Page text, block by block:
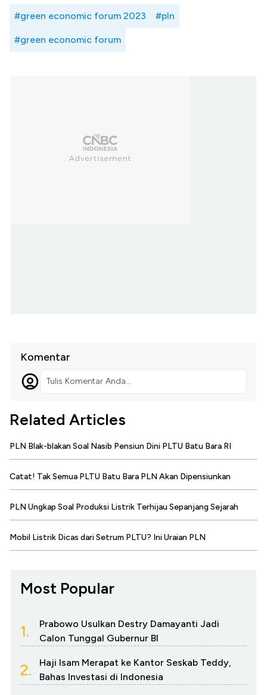
#green economic forum 2023 #pln
#green economic forum
Komentar
Tulis Komentar Anda...
Related Articles
PLN Blak-blakan Soal Nasib Pensiun Dini PLTU Batu Bara RI
Catat! Tak Semua PLTU Batu Bara PLN Akan Dipensiunkan
PLN Ungkap Soal Produksi Listrik Terhijau Sepanjang Sejarah
Mobil Listrik Dicas dari Setrum PLTU? Ini Uraian PLN
Most Popular
1.
Prabowo Usulkan Destry Damayanti Jadi
Calon Tunggal Gubernur BI
2.
Haji Isam Merapat ke Kantor Seskab Teddy,
Bahas Investasi di Indonesia